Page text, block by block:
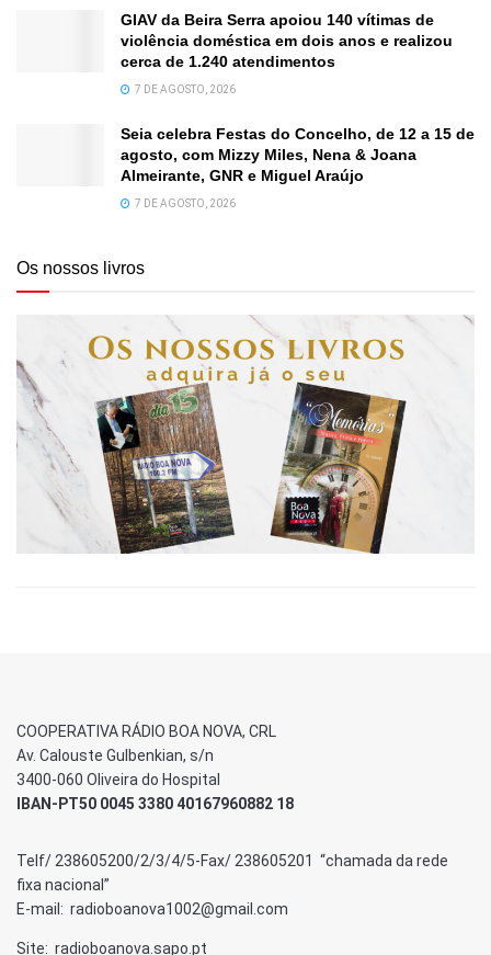
GIAV da Beira Serra apoiou 140 vítimas de
violência doméstica em dois anos e realizou
cerca de 1.240 atendimentos
7 DE AGOSTO, 2026
Seia celebra Festas do Concelho, de 12 a 15 de
agosto, com Mizzy Miles, Nena & Joana
Almeirante, GNR e Miguel Araújo
7 DE AGOSTO, 2026
Os nossos livros
COOPERATIVA RÁDIO BOA NOVA, CRL
Av. Calouste Gulbenkian, s/n
3400-060 Oliveira do Hospital
IBAN-PT50 0045 3380 40167960882 18
Telf/ 238605200/2/3/4/5-Fax/ 238605201 “chamada da rede
fixa nacional”
E-mail: radioboanova1002@gmail.com
Site: radioboanova.sapo.pt